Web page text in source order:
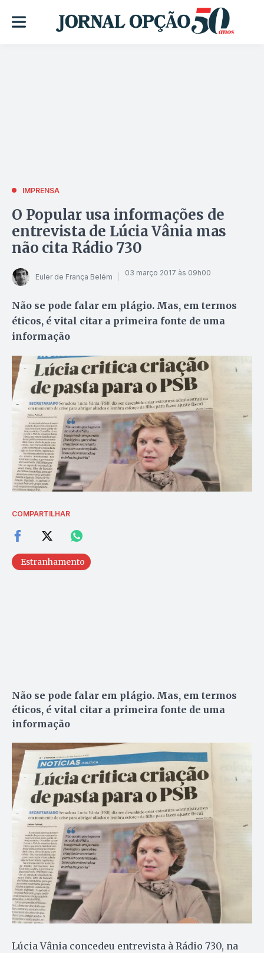
IMPRENSA
O Popular usa informações de
entrevista de Lúcia Vânia mas
não cita Rádio 730
Euler de França Belém 03 março 2017 às 09h00
Não se pode falar em plágio. Mas, em termos
éticos, é vital citar a primeira fonte de uma
informação
COMPARTILHAR
Estranhamento
Não se pode falar em plágio. Mas, em termos
éticos, é vital citar a primeira fonte de uma
informação
Lúcia Vânia concedeu entrevista à Rádio 730, na